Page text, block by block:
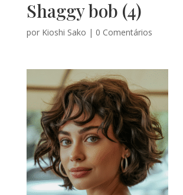
Shaggy bob (4)
por Kioshi Sako | 0 Comentários